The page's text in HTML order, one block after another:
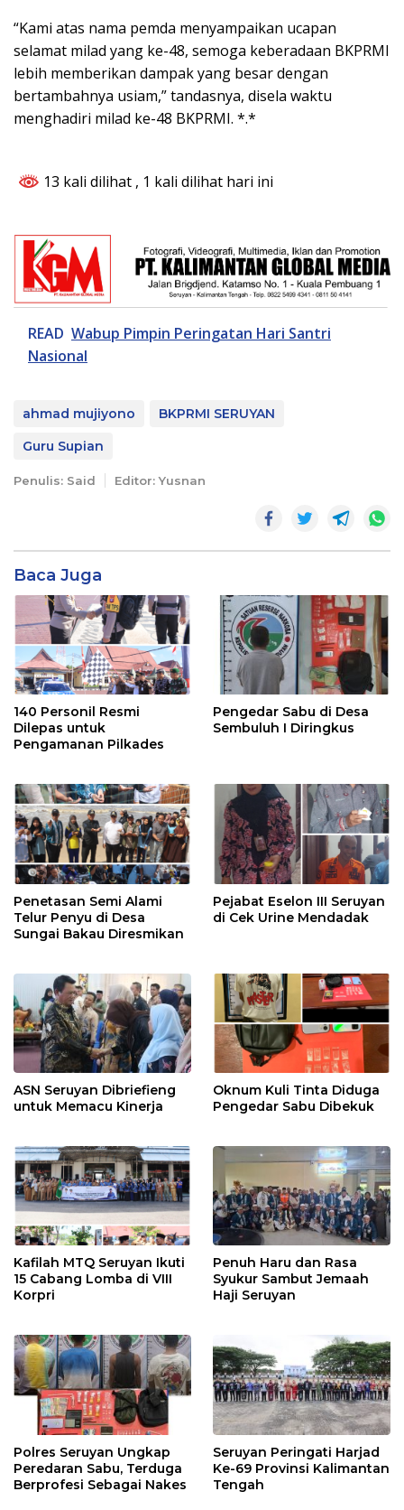
“Kami atas nama pemda menyampaikan ucapan
selamat milad yang ke-48, semoga keberadaan BKPRMI
lebih memberikan dampak yang besar dengan
bertambahnya usiam,” tandasnya, disela waktu
menghadiri milad ke-48 BKPRMI. *.*
13 kali dilihat , 1 kali dilihat hari ini
READ Wabup Pimpin Peringatan Hari Santri
Nasional
ahmad mujiyono
BKPRMI SERUYAN
Guru Supian
Penulis: Said Editor: Yusnan
Baca Juga
140 Personil Resmi
Dilepas untuk
Pengamanan Pilkades
Pengedar Sabu di Desa
Sembuluh I Diringkus
Penetasan Semi Alami
Telur Penyu di Desa
Sungai Bakau Diresmikan
Pejabat Eselon III Seruyan
di Cek Urine Mendadak
ASN Seruyan Dibriefieng
untuk Memacu Kinerja
Oknum Kuli Tinta Diduga
Pengedar Sabu Dibekuk
Kafilah MTQ Seruyan Ikuti
15 Cabang Lomba di VIII
Korpri
Penuh Haru dan Rasa
Syukur Sambut Jemaah
Haji Seruyan
Polres Seruyan Ungkap
Peredaran Sabu, Terduga
Berprofesi Sebagai Nakes
Seruyan Peringati Harjad
Ke-69 Provinsi Kalimantan
Tengah